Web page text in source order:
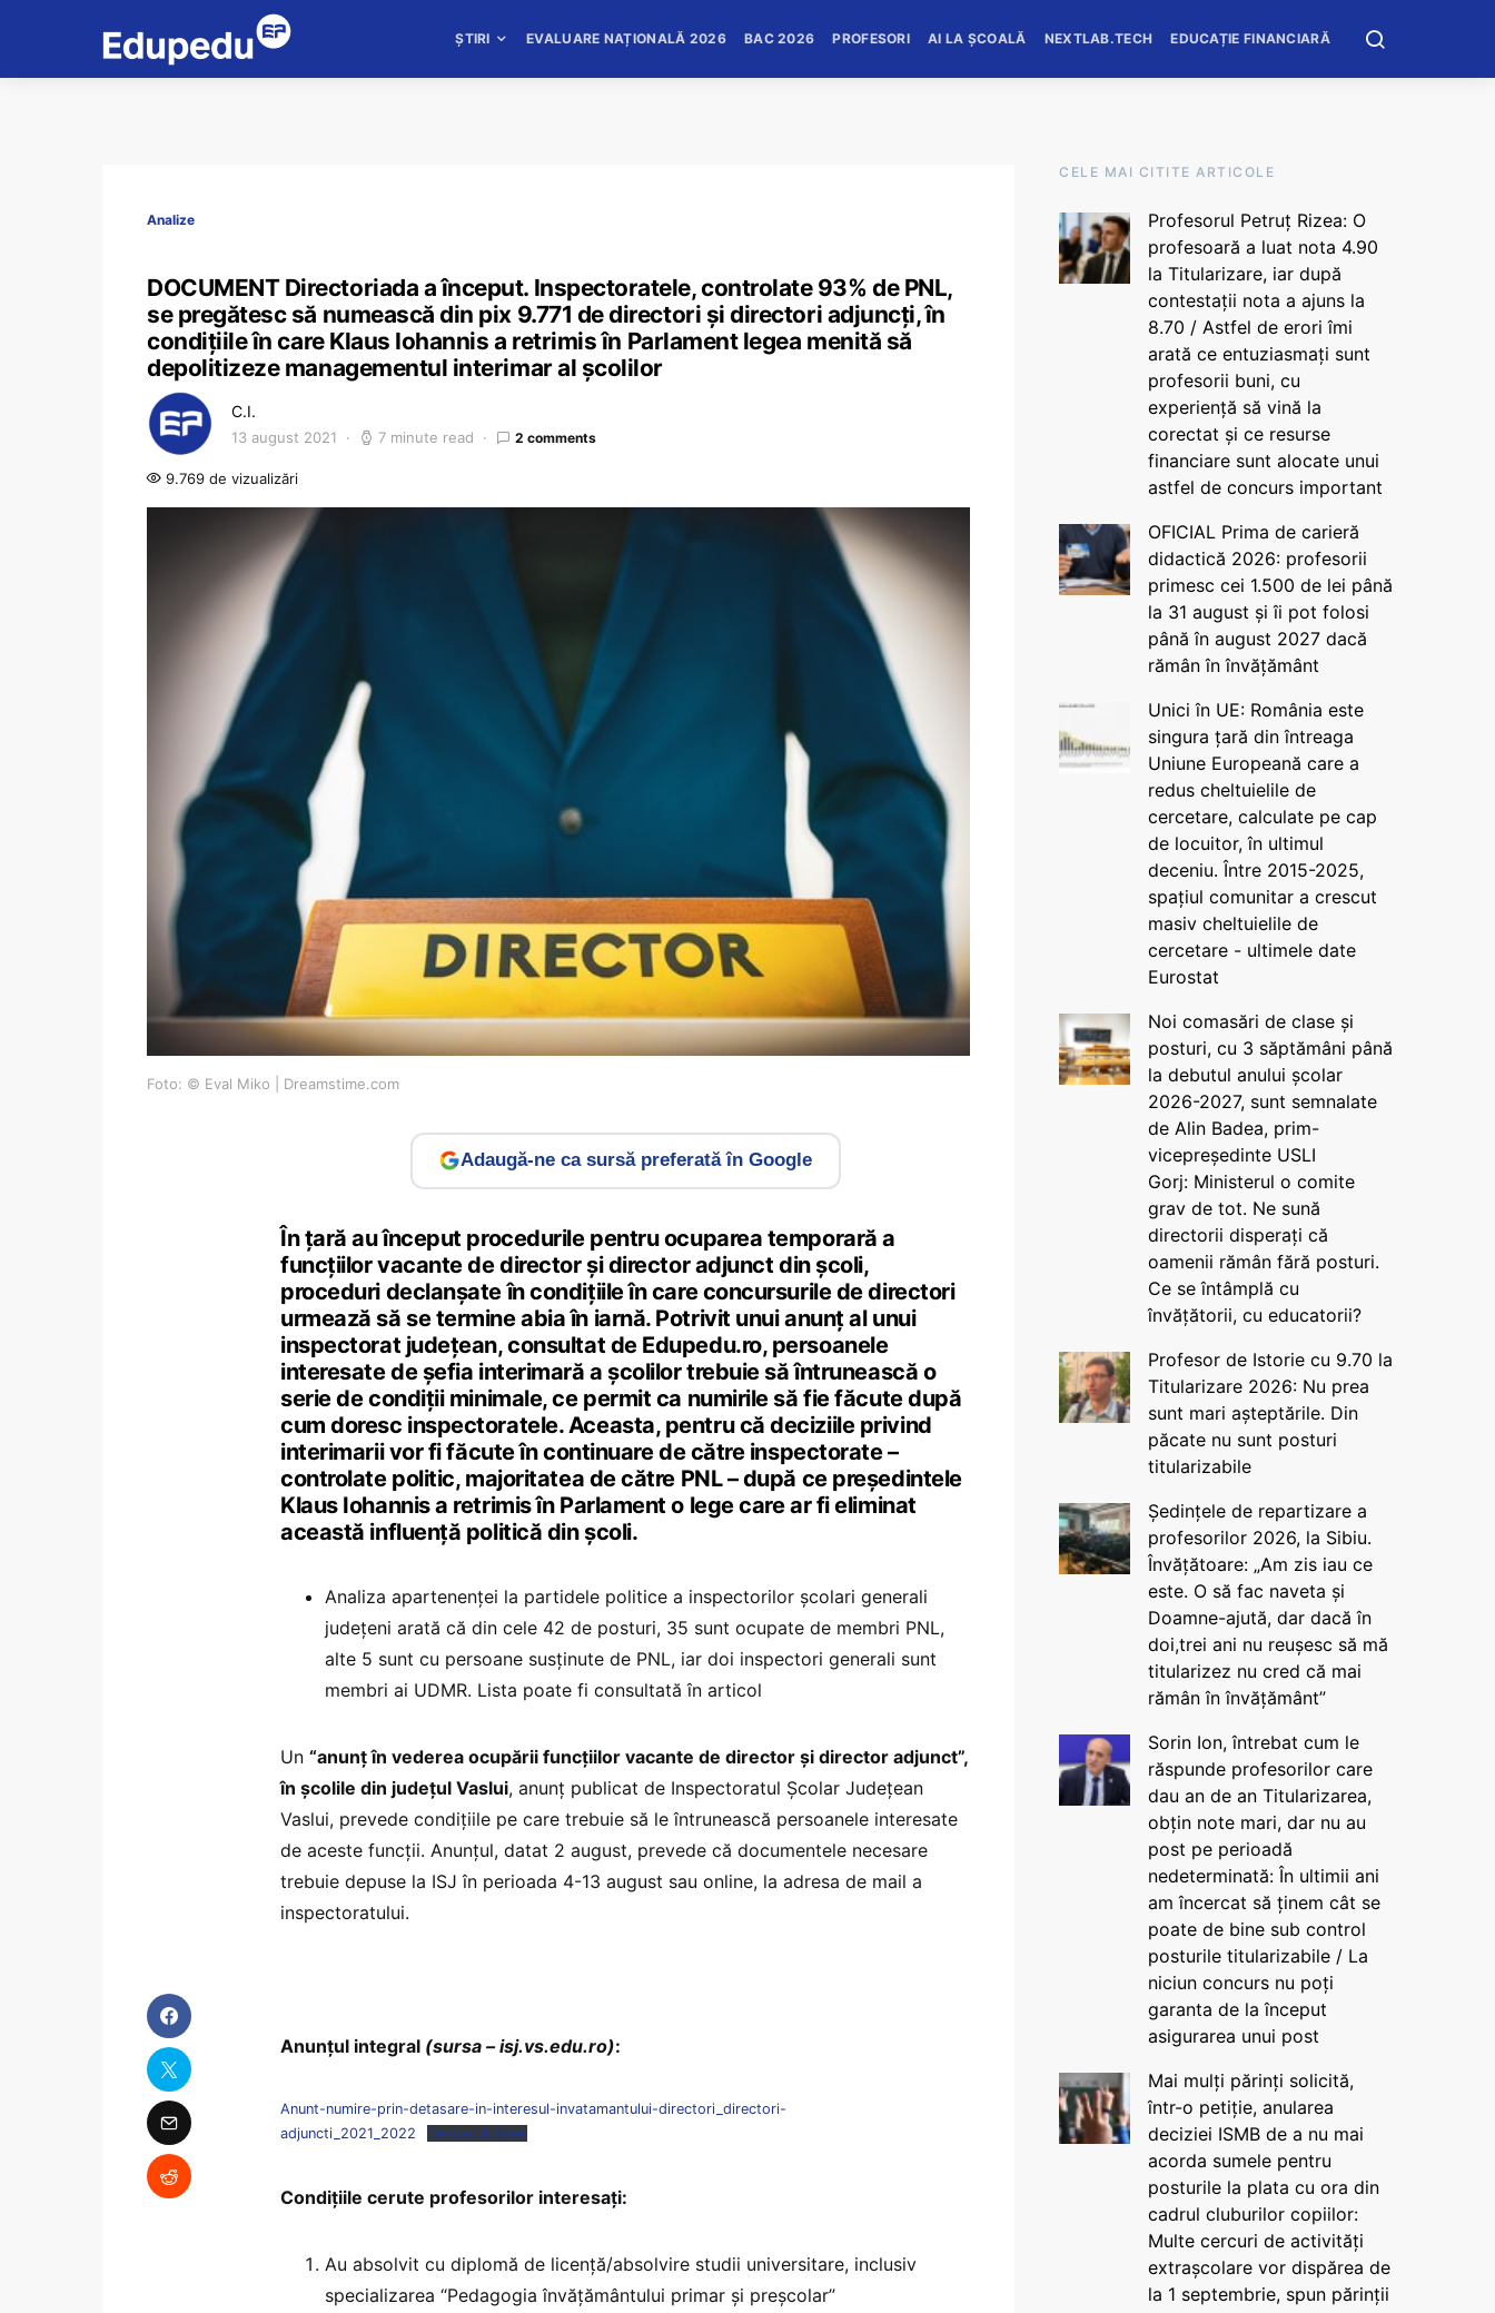
ȘTIRI EVALUARE NAȚIONALĂ 2026 BAC 2026 PROFESORI AI LA ȘCOALĂ NEXTLAB.TECH EDUCAȚIE FINANCIARĂ
Analize
DOCUMENT Directoriada a început. Inspectoratele, controlate 93% de PNL,
se pregătesc să numească din pix 9.771 de directori și directori adjuncți, în
condițiile în care Klaus Iohannis a retrimis în Parlament legea menită să
depolitizeze managementul interimar al școlilor
C.I.
13 august 2021 7 minute read 2 comments
9.769 de vizualizări
Foto: © Eval Miko | Dreamstime.com
Adaugă-ne ca sursă preferată în Google
În țară au început procedurile pentru ocuparea temporară a
funcțiilor vacante de director și director adjunct din școli,
proceduri declanșate în condițiile în care concursurile de directori
urmează să se termine abia în iarnă. Potrivit unui anunț al unui
inspectorat județean, consultat de Edupedu.ro, persoanele
interesate de șefia interimară a școlilor trebuie să întrunească o
serie de condiții minimale, ce permit ca numirile să fie făcute după
cum doresc inspectoratele. Aceasta, pentru că deciziile privind
interimarii vor fi făcute în continuare de către inspectorate –
controlate politic, majoritatea de către PNL – după ce președintele
Klaus Iohannis a retrimis în Parlament o lege care ar fi eliminat
această influență politică din școli.
Analiza apartenenței la partidele politice a inspectorilor școlari generali
județeni arată că din cele 42 de posturi, 35 sunt ocupate de membri PNL,
alte 5 sunt cu persoane susținute de PNL, iar doi inspectori generali sunt
membri ai UDMR. Lista poate fi consultată în articol
Un “anunț în vederea ocupării funcțiilor vacante de director și director adjunct”,
în școlile din județul Vaslui, anunț publicat de Inspectoratul Școlar Județean
Vaslui, prevede condițiile pe care trebuie să le întrunească persoanele interesate
de aceste funcții. Anunțul, datat 2 august, prevede că documentele necesare
trebuie depuse la ISJ în perioada 4-13 august sau online, la adresa de mail a
inspectoratului.
Anunțul integral (sursa – isj.vs.edu.ro):
Anunt-numire-prin-detasare-in-interesul-invatamantului-directori_directori-
adjuncti_2021_2022
Descarcă fișier
Condițiile cerute profesorilor interesați:
Au absolvit cu diplomă de licență/absolvire studii universitare, inclusiv
specializarea “Pedagogia învățământului primar și preșcolar”
CELE MAI CITITE ARTICOLE
Profesorul Petruț Rizea: O
profesoară a luat nota 4.90
la Titularizare, iar după
contestații nota a ajuns la
8.70 / Astfel de erori îmi
arată ce entuziasmați sunt
profesorii buni, cu
experiență să vină la
corectat și ce resurse
financiare sunt alocate unui
astfel de concurs important
OFICIAL Prima de carieră
didactică 2026: profesorii
primesc cei 1.500 de lei până
la 31 august și îi pot folosi
până în august 2027 dacă
rămân în învățământ
Unici în UE: România este
singura țară din întreaga
Uniune Europeană care a
redus cheltuielile de
cercetare, calculate pe cap
de locuitor, în ultimul
deceniu. Între 2015-2025,
spațiul comunitar a crescut
masiv cheltuielile de
cercetare - ultimele date
Eurostat
Noi comasări de clase și
posturi, cu 3 săptămâni până
la debutul anului școlar
2026-2027, sunt semnalate
de Alin Badea, prim-
vicepreședinte USLI
Gorj: Ministerul o comite
grav de tot. Ne sună
directorii disperați că
oamenii rămân fără posturi.
Ce se întâmplă cu
învățătorii, cu educatorii?
Profesor de Istorie cu 9.70 la
Titularizare 2026: Nu prea
sunt mari așteptările. Din
păcate nu sunt posturi
titularizabile
Ședințele de repartizare a
profesorilor 2026, la Sibiu.
Învățătoare: „Am zis iau ce
este. O să fac naveta și
Doamne-ajută, dar dacă în
doi,trei ani nu reușesc să mă
titularizez nu cred că mai
rămân în învățământ”
Sorin Ion, întrebat cum le
răspunde profesorilor care
dau an de an Titularizarea,
obțin note mari, dar nu au
post pe perioadă
nedeterminată: În ultimii ani
am încercat să ținem cât se
poate de bine sub control
posturile titularizabile / La
niciun concurs nu poți
garanta de la început
asigurarea unui post
Mai mulți părinți solicită,
într-o petiție, anularea
deciziei ISMB de a nu mai
acorda sumele pentru
posturile la plata cu ora din
cadrul cluburilor copiilor:
Multe cercuri de activități
extrașcolare vor dispărea de
la 1 septembrie, spun părinții